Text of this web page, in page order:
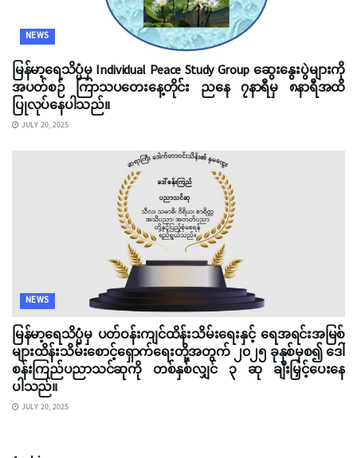
NEWS
မြန်မာ့ရေသိပ္ပံမှ Individual Peace Study Group ဆွေးနွေးပွဲများကို
အပတ်စဉ် ကြာသပတေးနေ့တိုင်း ညနေ ၇နာရီမှ ၈နာရီအထိ
ပြုလုပ်နေပါသည်။
JULY 20, 2025
NEWS
မြန်မာ့ရေသိပ္ပံမှ ပတ်ဝန်းကျင်ထိန်းသိမ်းရေးနှင့် ရေအရင်းအမြစ်
များထိန်းသိမ်းစောင့်ရှောက်ရေးတို့အတွက် ၂၀၂၅ ခုနှစ်မှစ၍ ဒေါ်
စန်းကြည်ပညာသင်ဆုကို တစ်နှစ်လျှင် ၃ ဆု ချီးမြှင့်ပေးနေ
ပါသည်။
JULY 20, 2025